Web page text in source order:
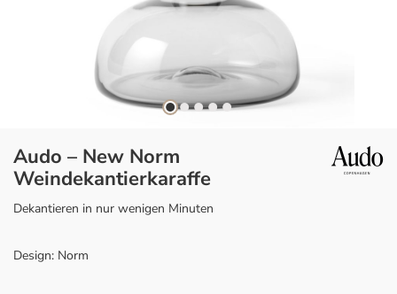
Audo – New Norm
Weindekantierkaraffe
Dekantieren in nur wenigen Minuten
Design: Norm